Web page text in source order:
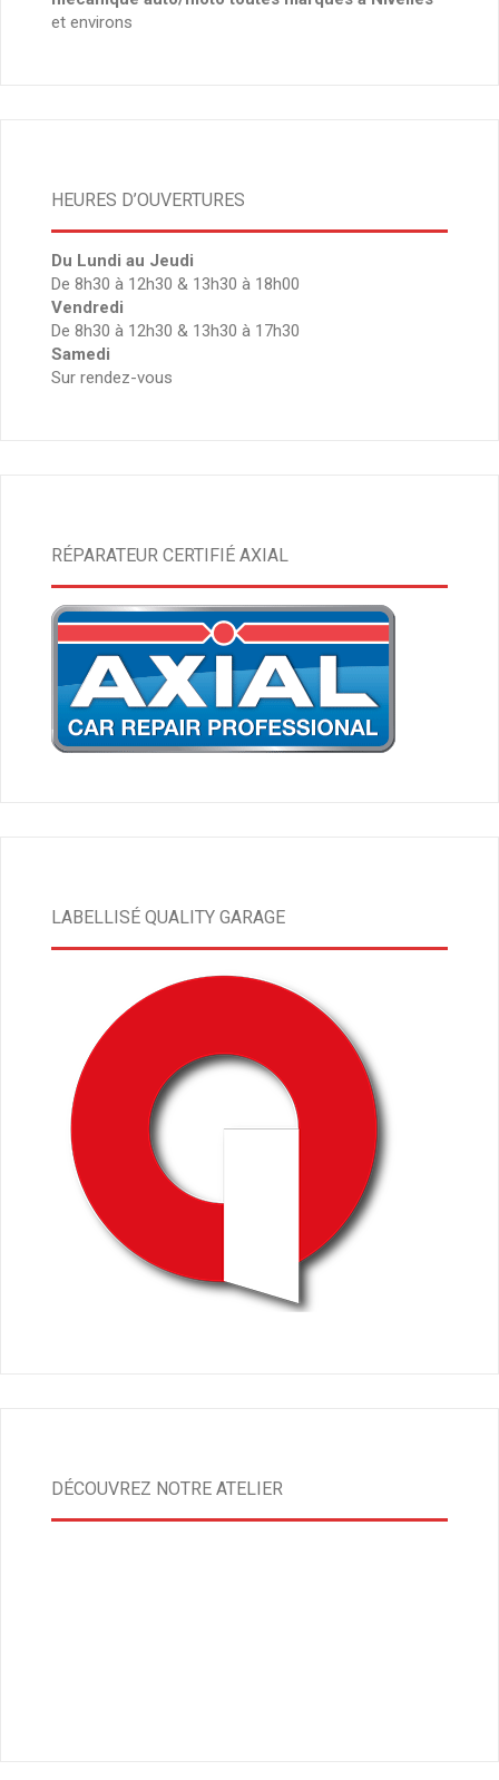
et environs
HEURES D’OUVERTURES
Du Lundi au Jeudi
De 8h30 à 12h30 & 13h30 à 18h00
Vendredi
De 8h30 à 12h30 & 13h30 à 17h30
Samedi
Sur rendez-vous
RÉPARATEUR CERTIFIÉ AXIAL
LABELLISÉ QUALITY GARAGE
DÉCOUVREZ NOTRE ATELIER